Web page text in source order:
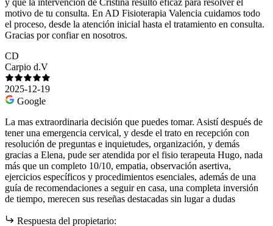
y que la intervención de Cristina resultó eficaz para resolver el
motivo de tu consulta. En AD Fisioterapia Valencia cuidamos todo
el proceso, desde la atención inicial hasta el tratamiento en consulta.
Gracias por confiar en nosotros.
CD
Carpio d.V
2025-12-19
Google
La mas extraordinaria decisión que puedes tomar. Asistí después de
tener una emergencia cervical, y desde el trato en recepción con
resolución de preguntas e inquietudes, organización, y demás
gracias a Elena, pude ser atendida por el fisio terapeuta Hugo, nada
más que un completo 10/10, empatia, observación asertiva,
ejercicios específicos y procedimientos esenciales, además de una
guía de recomendaciones a seguir en casa, una completa inversión
de tiempo, merecen sus reseñas destacadas sin lugar a dudas
Respuesta del propietario: